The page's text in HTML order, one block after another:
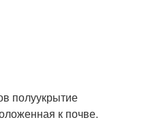
полуукрытие
к почве.